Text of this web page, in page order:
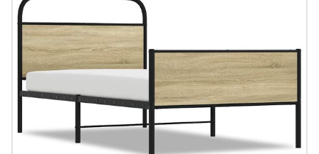
#sharemevidaxl